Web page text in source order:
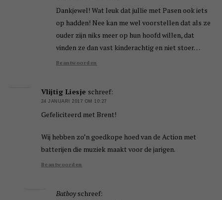
Dankjewel! Wat leuk dat jullie met Pasen ook iets
op hadden! Nee kan me wel voorstellen dat als ze
ouder zijn niks meer op hun hoofd willen, dat
vinden ze dan vast kinderachtig en niet stoer…
Beantwoorden
Vlijtig Liesje schreef:
24 JANUARI 2017 OM 10:27
Gefeliciteerd met Brent!
Wij hebben zo’n goedkope hoed van de Action met
batterijen die muziek maakt voor de jarigen.
Beantwoorden
Batboy schreef: